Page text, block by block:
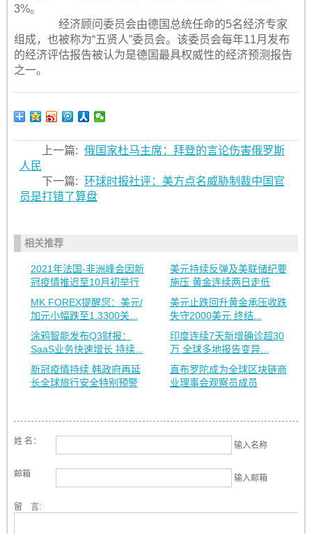
3%。
经济顾问委员会由德国总统任命的5名经济专家
组成，也被称为“五贤人”委员会。该委员会每年11月发布
的经济评估报告被认为是德国最具权威性的经济预测报告
之一。
上一篇: 俄国家杜马主席：拜登的言论伤害俄罗斯
人民
下一篇: 环球时报社评：美方点名威胁制裁中国官
员是打错了算盘
相关推荐
2021年法国-非洲峰会因新
冠疫情推迟至10月初举行
美元持续反弹及美联储纪要
施压 黄金连续两日走低
MK FOREX提醒您：美元/
加元小幅跌至1.3300关...
美元止跌回升黄金承压收跌
失守2000美元 终结...
涂鸦智能发布Q3财报：
SaaS业务快速增长 持续...
印度连续7天新增确诊超30
万 全球多地报告变异...
新冠疫情持续 韩政府再延
长全球旅行安全特别预警
直布罗陀成为全球区块链商
业理事会观察员成员
姓 名： 输入名称
邮箱 输入邮箱
留 言: